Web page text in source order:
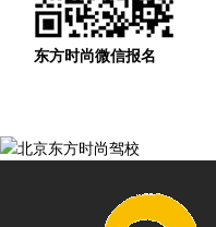
东方时尚微信报名